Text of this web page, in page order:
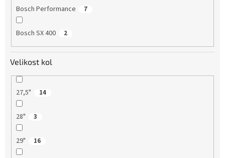
Bosch Performance 7
Bosch SX 400 2
Velikost kol
27,5" 14
28" 3
29" 16